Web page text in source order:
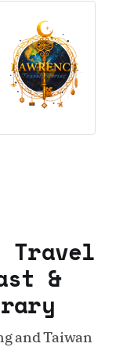
&
and Taiwan